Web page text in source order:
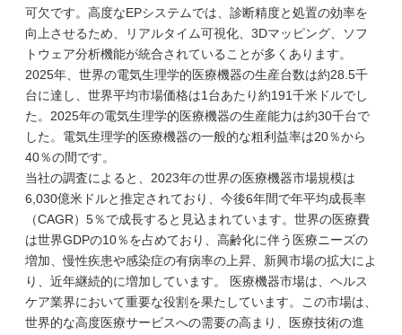
可欠です。高度なEPシステムでは、診断精度と処置の効率を
向上させるため、リアルタイム可視化、3Dマッピング、ソフ
トウェア分析機能が統合されていることが多くあります。
2025年、世界の電気生理学的医療機器の生産台数は約28.5千
台に達し、世界平均市場価格は1台あたり約191千米ドルでし
た。2025年の電気生理学的医療機器の生産能力は約30千台で
した。電気生理学的医療機器の一般的な粗利益率は20％から
40％の間です。
当社の調査によると、2023年の世界の医療機器市場規模は
6,030億米ドルと推定されており、今後6年間で年平均成長率
（CAGR）5％で成長すると見込まれています。世界の医療費
は世界GDPの10％を占めており、高齢化に伴う医療ニーズの
増加、慢性疾患や感染症の有病率の上昇、新興市場の拡大によ
り、近年継続的に増加しています。 医療機器市場は、ヘルス
ケア業界において重要な役割を果たしています。この市場は、
世界的な高度医療サービスへの需要の高まり、医療技術の進